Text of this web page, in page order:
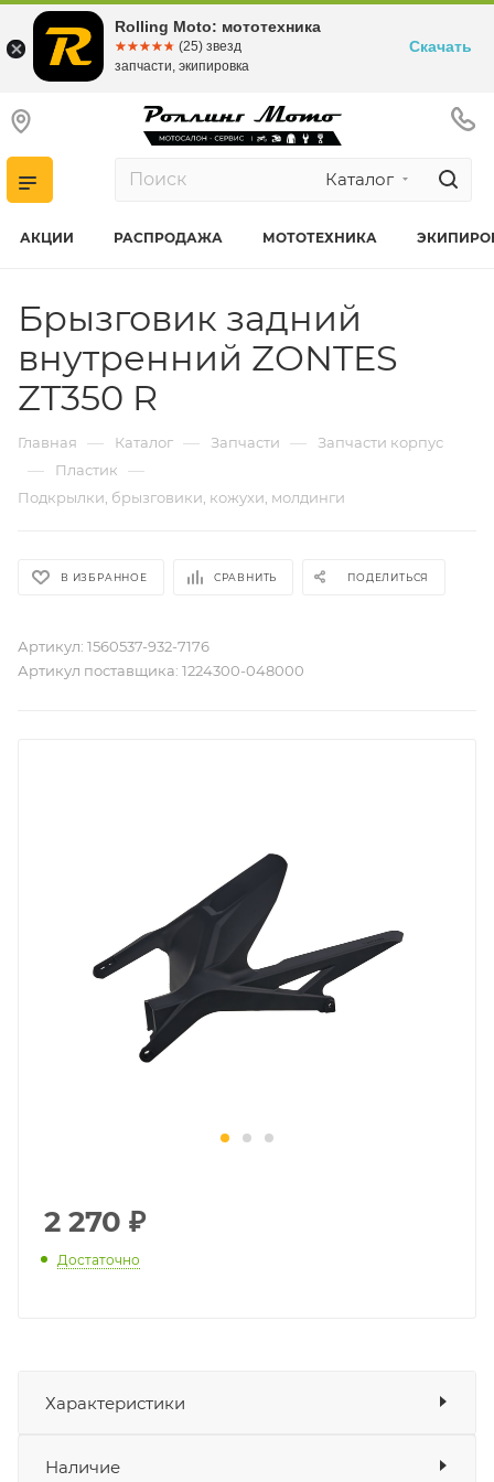
Каталог
АКЦИИ РАСПРОДАЖА МОТОТЕХНИКА
Брызговик задний
внутренний ZONTES
ZT350 R
Главная — Каталог — Запчасти — Запчасти корпус
— Пластик —
Подкрылки, брызговики, кожухи, молдинги
В ИЗБРАННОЕ СРАВНИТЬ ПОДЕЛИТЬСЯ
Артикул: 1560537-932-7176
Артикул поставщика: 1224300-048000
2 270 ₽
Достаточно
Характеристики
Подходит для
Наличие
Rolling Moto: мототехника
☆☆☆☆☆
★★★★★ (25) звезд
запчасти, экипировка
Скачать